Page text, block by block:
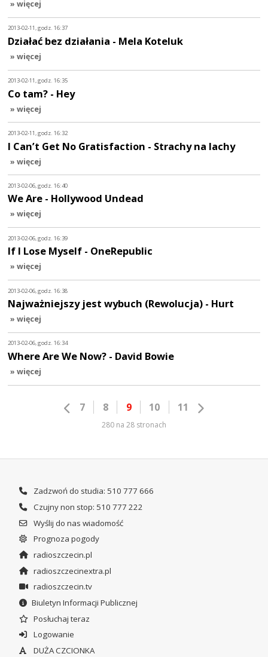
» więcej
2013-02-11, godz. 16:37
Działać bez działania - Mela Koteluk
» więcej
2013-02-11, godz. 16:35
Co tam? - Hey
» więcej
2013-02-11, godz. 16:32
I Can’t Get No Gratisfaction - Strachy na lachy
» więcej
2013-02-06, godz. 16:40
We Are - Hollywood Undead
» więcej
2013-02-06, godz. 16:39
If I Lose Myself - OneRepublic
» więcej
2013-02-06, godz. 16:38
Najważniejszy jest wybuch (Rewolucja) - Hurt
» więcej
2013-02-06, godz. 16:34
Where Are We Now? - David Bowie
» więcej
7 8 9 10 11
280 na 28 stronach
Zadzwoń do studia: 510 777 666
Czujny non stop: 510 777 222
Wyślij do nas wiadomość
Prognoza pogody
radioszczecin.pl
radioszczecinextra.pl
radioszczecin.tv
Biuletyn Informacji Publicznej
Posłuchaj teraz
Logowanie
DUŻA CZCIONKA